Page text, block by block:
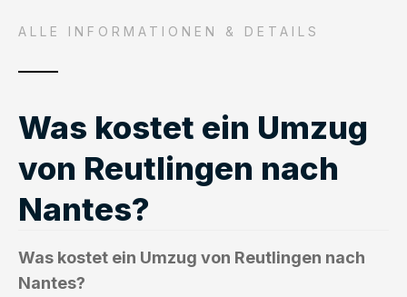
ALLE INFORMATIONEN & DETAILS
Was kostet ein Umzug
von Reutlingen nach
Nantes?
Was kostet ein Umzug von Reutlingen nach
Nantes?